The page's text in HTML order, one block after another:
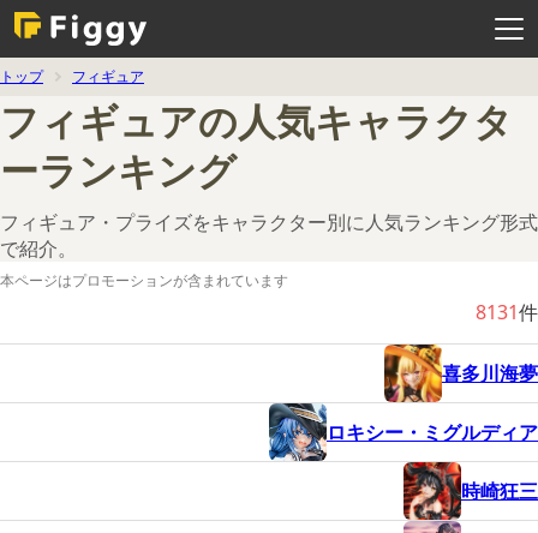
ー
く
トップ フィギュア
フィギュアの人気キャラクタ
ーランキング
フィギュア・プライズをキャラクター別に人気ランキング形式
で紹介。
本ページはプロモーションが含まれています
8131件
喜多川海夢
ロキシー・ミグルディア
時崎狂三